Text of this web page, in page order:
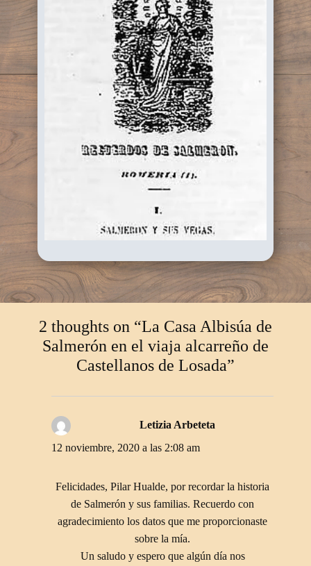
2 thoughts on “La Casa Albisúa de
Salmerón en el viaja alcarreño de
Castellanos de Losada”
Letizia Arbeteta
12 noviembre, 2020 a las 2:08 am
Felicidades, Pilar Hualde, por recordar la historia
de Salmerón y sus familias. Recuerdo con
agradecimiento los datos que me proporcionaste
sobre la mía.
Un saludo y espero que algún día nos